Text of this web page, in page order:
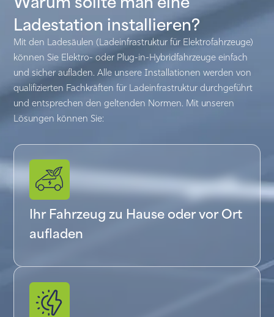
Ladestation installieren?
Mit den Ladesäulen (Ladeinfrastruktur für Elektrofahrzeuge)
können Sie Elektro- oder Plug-in-Hybridfahrzeuge einfach
und sicher aufladen. Alle unsere Installationen werden von
qualifizierten Fachkräften für Ladeinfrastruktur durchgeführt
und entsprechen den geltenden Normen. Mit unseren
Lösungen können Sie:
Ihr Fahrzeug zu Hause oder vor Ort
aufladen